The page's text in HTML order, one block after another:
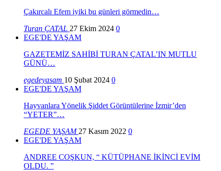
Çakırcalı Efem iyiki bu günleri görmedin…
Turan ÇATAL 27 Ekim 2024 0
EGE'DE YAŞAM
GAZETEMİZ SAHİBİ TURAN ÇATAL’IN MUTLU
GÜNÜ…
egedeyasam 10 Şubat 2024 0
EGE'DE YAŞAM
Hayvanlara Yönelik Şiddet Görüntülerine İzmir’den
“YETER”…
EGEDE YAŞAM 27 Kasım 2022 0
EGE'DE YAŞAM
ANDREE COŞKUN, “ KÜTÜPHANE İKİNCİ EVİM
OLDU. ”